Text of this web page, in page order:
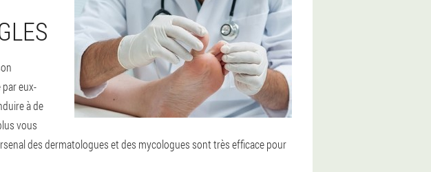
eux-
à de
vous
des dermatologues et des mycologues sont très efficace pour